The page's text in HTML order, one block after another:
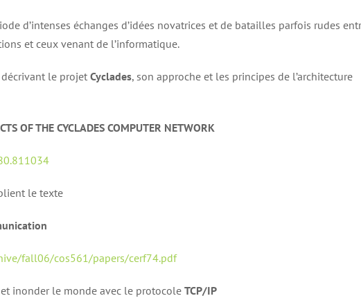
d’intenses échanges d’idées novatrices et de batailles parfois rudes
et ceux venant de l’informatique.
le projetCyclades, son approche et les principes de l’architecture
OF THE CYCLADES COMPUTER NETWORK
le texte
fall06/cos561/papers/cerf74.pdf
inonder le monde avec le protocole TCP/IP